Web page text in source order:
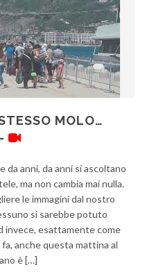
MOLO…
da anni, da anni si ascoltano
ma non cambia mai nulla.
le immagini dal nostro
si sarebbe potuto
invece, esattamente come
anche questa mattina al
è […]